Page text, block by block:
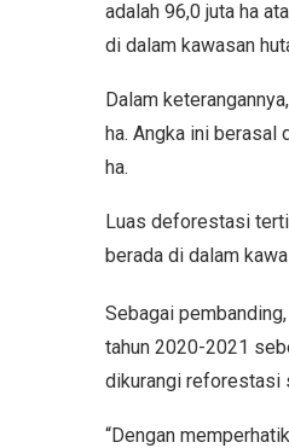
adalah 96,0 juta ha
di dalam kawasan
Dalam
ha. Angka ini
ha.
Luas deforestasi
berada di dalam
Sebagai
tahun 2020-2021
dikurangi reforestasi
“Dengan